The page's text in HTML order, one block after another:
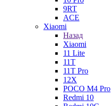
9RT
ACE
Xiaomi
Назад
Xiaomi
11 Lite
11T
11T Pro
12X
POCO M4 Pro
Redmi 10